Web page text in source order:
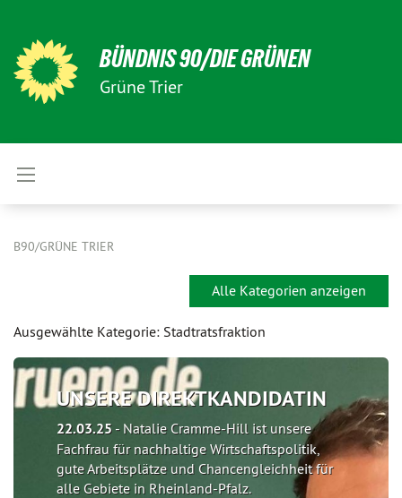
BÜNDNIS 90/DIE GRÜNEN
Grüne Trier
B90/GRÜNE TRIER
Alle Kategorien anzeigen
Ausgewählte Kategorie: Stadtratsfraktion
UNSERE DIREKTKANDIDATIN
22.03.25 - Natalie Cramme-Hill ist unsere
Fachfrau für nachhaltige Wirtschaftspolitik,
gute Arbeitsplätze und Chancengleichheit für
alle Gebiete in Rheinland-Pfalz.